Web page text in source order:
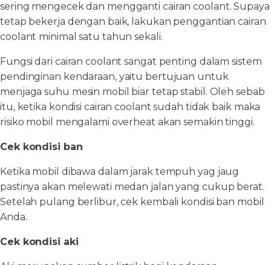
sering mengecek dan mengganti cairan coolant. Supaya
tetap bekerja dengan baik, lakukan penggantian cairan
coolant minimal satu tahun sekali.
Fungsi dari cairan coolant sangat penting dalam sistem
pendinginan kendaraan, yaitu bertujuan untuk
menjaga suhu mesin mobil biar tetap stabil. Oleh sebab
itu, ketika kondisi cairan coolant sudah tidak baik maka
risiko mobil mengalami overheat akan semakin tinggi.
Cek kondisi ban
Ketika mobil dibawa dalam jarak tempuh yag jaug
pastinya akan melewati medan jalan yang cukup berat.
Setelah pulang berlibur, cek kembali kondisi ban mobil
Anda.
Cek kondisi aki